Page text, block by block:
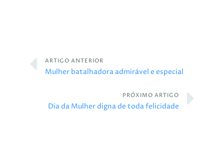
ARTIGO ANTERIOR
Mulher batalhadora admirável e especial
PRÓXIMO ARTIGO
Dia da Mulher digna de toda felicidade